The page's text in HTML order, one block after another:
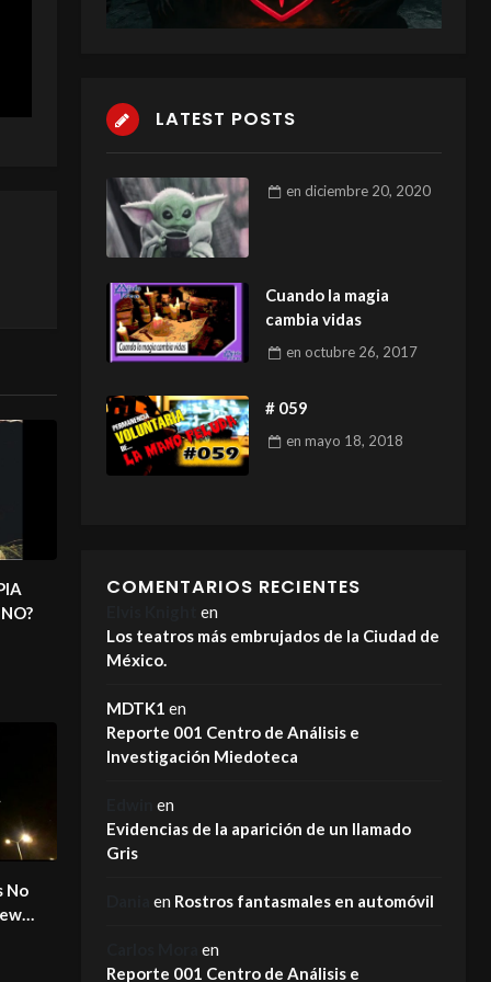
No
LATEST POSTS
en diciembre 20, 2020
Cuando la magia
cambia vidas
en octubre 26, 2017
# 059
enmayo 18, 2018
COMENTARIOS RECIENTES
en
Los teatros más embrujados de la Ciudad de
México.
MDTK1 en
Reporte 001 Centro de Análisis e
Investigación Miedoteca
en
Evidencias de la aparición de un llamado
Gris
en Rostros fantasmales en automóvil
en
Reporte 001 Centro de Análisis e